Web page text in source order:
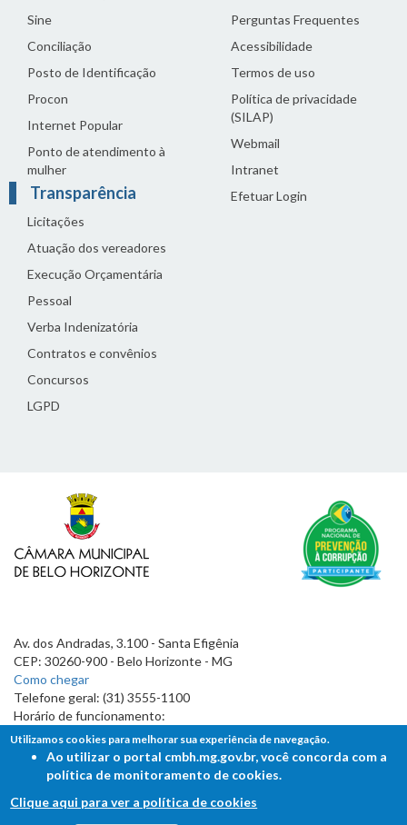
Sine
Conciliação
Posto de Identificação
Procon
Internet Popular
Ponto de atendimento à
mulher
Transparência
Licitações
Atuação dos vereadores
Execução Orçamentária
Pessoal
Verba Indenizatória
Contratos e convênios
Concursos
LGPD
Perguntas Frequentes
Acessibilidade
Termos de uso
Política de privacidade
(SILAP)
Webmail
Intranet
Efetuar Login
Av. dos Andradas, 3.100 - Santa Efigênia
CEP: 30260-900 - Belo Horizonte - MG
Como chegar
Telefone geral: (31) 3555-1100
Horário de funcionamento:
7h às 19h
Utilizamos cookies para melhorar sua experiência de navegação.
Ao utilizar o portal cmbh.mg.gov.br, você concorda com a
política de monitoramento de cookies.
Clique aqui para ver a política de cookies